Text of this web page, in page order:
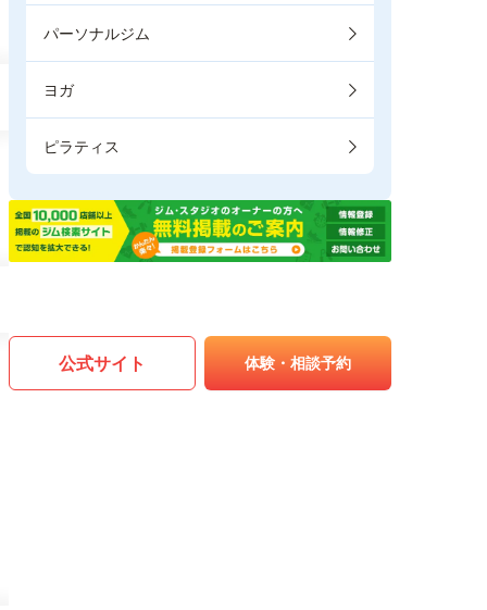
パーソナルジム
ヨガ
ピラティス
公式サイト 体験・相談予約